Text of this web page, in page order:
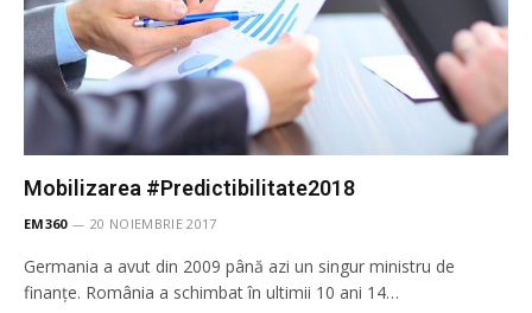
Mobilizarea #Predictibilitate2018
EM360 20 NOIEMBRIE 2017
Germania a avut din 2009 până azi un singur ministru de
finanțe. România a schimbat în ultimii 10 ani 14…